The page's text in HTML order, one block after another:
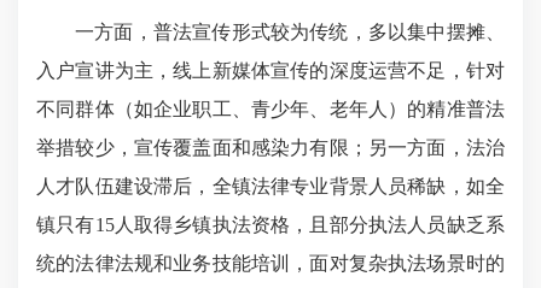
一方面，普法宣传形式较为传统，多以集中摆摊、
入户宣讲为主，线上新媒体宣传的深度运营不足，针对
不同群体（如企业职工、青少年、老年人）的精准普法
举措较少，宣传覆盖面和感染力有限；另一方面，法治
人才队伍建设滞后，全镇法律专业背景人员稀缺，如全
镇只有15人取得乡镇执法资格，且部分执法人员缺乏系
统的法律法规和业务技能培训，面对复杂执法场景时的